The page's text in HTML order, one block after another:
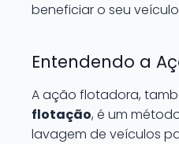
beneficiar o seu
Entendendo a
A ação flotadora,
flotação, é um
lavagem de veículos